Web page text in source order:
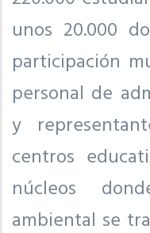
unos 20.000
participación
personal de
y
centros
núcleos
ambiental se